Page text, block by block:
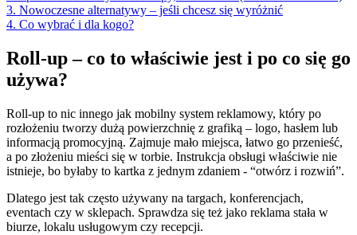
3. Nowoczesne alternatywy – jeśli chcesz się wyróżnić
4. Co wybrać i dla kogo?
Roll-up – co to właściwie jest i po co się go
używa?
Roll-up to nic innego jak mobilny system reklamowy, który po
rozłożeniu tworzy dużą powierzchnię z grafiką – logo, hasłem lub
informacją promocyjną. Zajmuje mało miejsca, łatwo go przenieść,
a po złożeniu mieści się w torbie. Instrukcja obsługi właściwie nie
istnieje, bo byłaby to kartka z jednym zdaniem - “otwórz i rozwiń”.
Dlatego jest tak często używany na targach, konferencjach,
eventach czy w sklepach. Sprawdza się też jako reklama stała w
biurze, lokalu usługowym czy recepcji.